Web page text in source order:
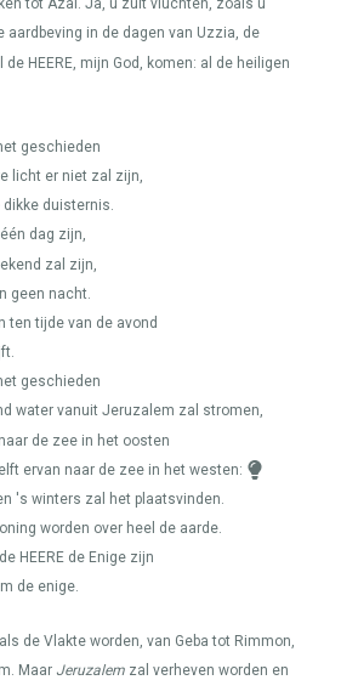
tot Azal. Ja, u zult vluchten, zoals u
aardbeving in de dagen van Uzzia, de
de HEERE, mijn God, komen: al de heiligen
geschieden
licht er niet zal zijn,
dikke duisternis.
dag zijn,
zal zijn,
geen nacht.
ten tijde van de avond
geschieden
water vanuit Jeruzalem zal stromen,
de zee in het oosten
ervan naar de zee in het westen:
's winters zal het plaatsvinden.
worden over heel de aarde.
HEERE de Enige zijn
de enige.
de Vlakte worden, van Geba tot Rimmon,
Maar Jeruzalem zal verheven worden en